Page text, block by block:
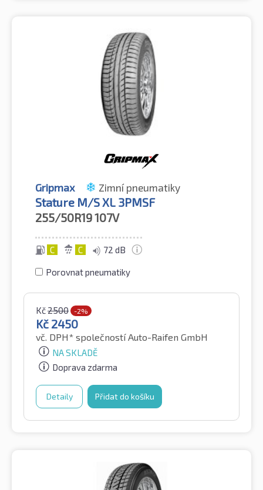
Gripmax Zimní pneumatiky
Stature M/S XL 3PMSF
255/50R19107V
C C 72 dB
Porovnat pneumatiky
Kč2500 -2%
Kč 2450
vč. DPH* společností Auto-Raifen GmbH
NA SKLADĚ
Doprava zdarma
Detaily Přidat do košíku